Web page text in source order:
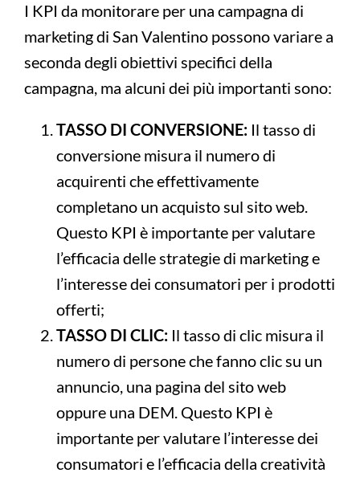
I KPI da monitorare per una campagna di
marketing di San Valentino possono variare a
seconda degli obiettivi specifici della
campagna, ma alcuni dei più importanti sono:
TASSO DI CONVERSIONE:Il tasso di
conversione misura il numero di
acquirenti che effettivamente
completano un acquisto sul sito web.
Questo KPI è importante per valutare
l’efficacia delle strategie di marketing e
l’interesse dei consumatori per i prodotti
offerti;
TASSO DI CLIC:Il tasso di clic misura il
numero di persone che fanno clic su un
annuncio, una pagina del sito web
oppure una DEM. Questo KPI è
importante per valutare l’interesse dei
consumatori e l’efficacia della creatività